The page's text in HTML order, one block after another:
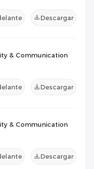
Descargar
& Communication
Descargar
& Communication
Descargar